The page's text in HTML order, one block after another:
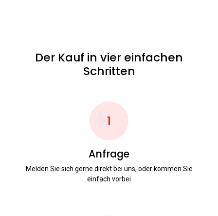
Der Kauf in vier einfachen
Schritten
1
Anfrage
Melden Sie sich gerne direkt bei uns, oder kommen Sie
einfach vorbei